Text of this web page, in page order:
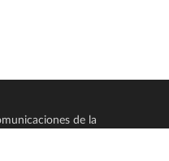
de la